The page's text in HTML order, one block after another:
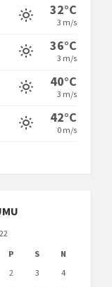
32°C
3 m/s
36°C
3 m/s
40°C
3 m/s
42°C
0 m/s
P S
N
2 3
4